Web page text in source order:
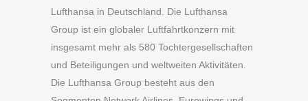
Lufthansa in Deutschland. Die Lufthansa
Group ist ein globaler Luftfahrtkonzern mit
insgesamt mehr als 580 Tochtergesellschaften
und Beteiligungen und weltweiten Aktivitäten.
Die Lufthansa Group besteht aus den